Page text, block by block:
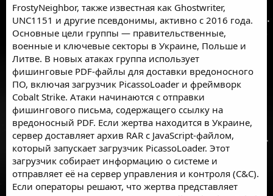
FrostyNeighbor, также известная как Ghostwriter,
UNC1151 и другие псевдонимы, активно с 2016 года.
Основные цели группы — правительственные,
военные и ключевые секторы в Украине, Польше и
Литве. В новых атаках группа использует
фишинговые PDF-файлы для доставки вредоносного
ПО, включая загрузчик PicassoLoader и фреймворк
Cobalt Strike. Атаки начинаются с отправки
фишингового письма, содержащего ссылку на
вредоносный PDF. Если жертва находится в Украине,
сервер доставляет архив RAR с JavaScript-файлом,
который запускает загрузчик PicassoLoader. Этот
загрузчик собирает информацию о системе и
отправляет её на сервер управления и контроля (C&C).
Если операторы решают, что жертва представляет